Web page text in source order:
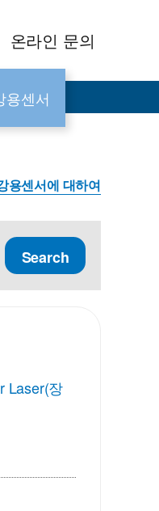
온라인 문의
용센서
용센서에 대하여
Search
Laser(장